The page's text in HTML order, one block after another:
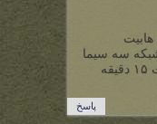
۱۱ فروردین ۹۴ از شبکه سه سیما
هابیت ۲ پخش می گردد ساعت ۱۵ دقیقه
پاسخ